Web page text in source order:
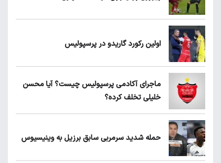
اولین رکورد گاریدو در پرسپولیس
ماجرای آکادمی پرسپولیس چیست؟ آیا محسن
خلیلی تخلف کرده؟
حمله شدید سرمربی سابق برزیل به وینیسیوس